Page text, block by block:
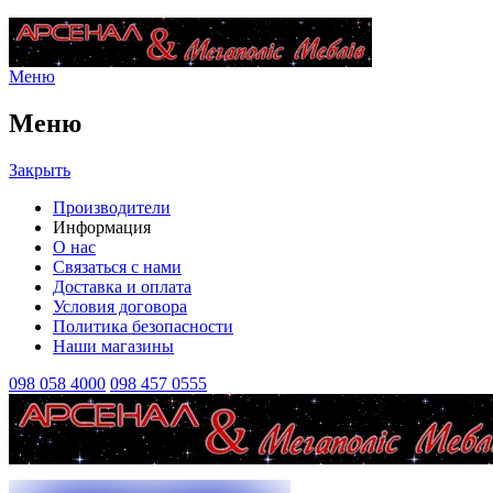
Меню
Меню
Закрыть
Производители
Информация
О нас
Связаться с нами
Доставка и оплата
Условия договора
Политика безопасности
Наши магазины
098 058 4000 098 457 0555